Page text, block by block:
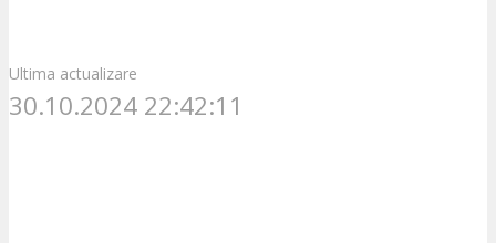
Ultima actualizare
30.10.2024 22:42:11